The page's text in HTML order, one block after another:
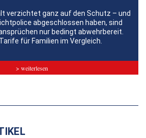
verzichtet ganz auf den Schutz – und
abgeschlossen haben, sind
nur bedingt abwehrbereit.
für Familien im Vergleich.
> weiterlesen